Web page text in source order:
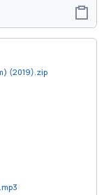
(2019).zip